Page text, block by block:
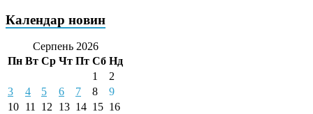
Календар новин
Серпень 2026
Пн Вт Ср Чт Пт Сб Нд
1
2
3
4 5 6 7 8
9
10 11 12 13 14 15 16